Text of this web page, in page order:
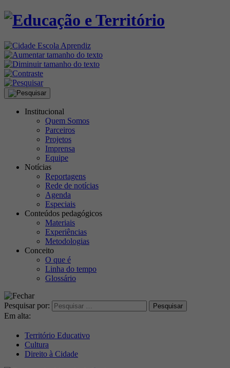
Institucional
Quem Somos
Parceiros
Projetos
Imprensa
Equipe
Notícias
Reportagens
Rede de notícias
Agenda
Especiais
Conteúdos pedagógicos
Materiais
Experiências
Metodologias
Conceito
O que é
Linha do tempo
Glossário
Pesquisar por:
Em alta:
Território Educativo
Cultura
Direito à Cidade